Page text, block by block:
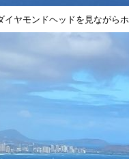
ヤモンドヘッドを見ながらホ